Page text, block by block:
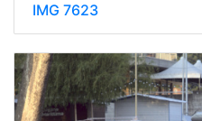
IMG 7623